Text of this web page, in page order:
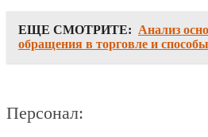
ЕЩЕ СМОТРИТЕ: Анализ
обращения в торговле и
Персонал: